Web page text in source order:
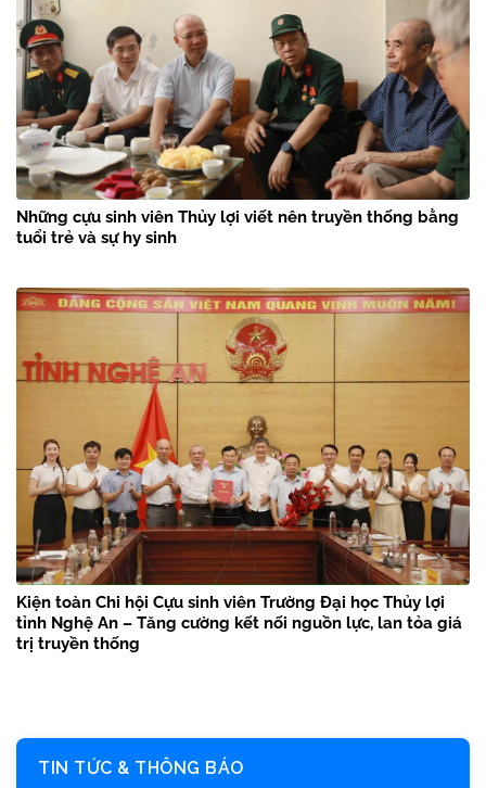
Những cựu sinh viên Thủy lợi viết nên truyền thống bằng
tuổi trẻ và sự hy sinh
Kiện toàn Chi hội Cựu sinh viên Trường Đại học Thủy lợi
tỉnh Nghệ An – Tăng cường kết nối nguồn lực, lan tỏa giá
trị truyền thống
TIN TỨC & THÔNG BÁO